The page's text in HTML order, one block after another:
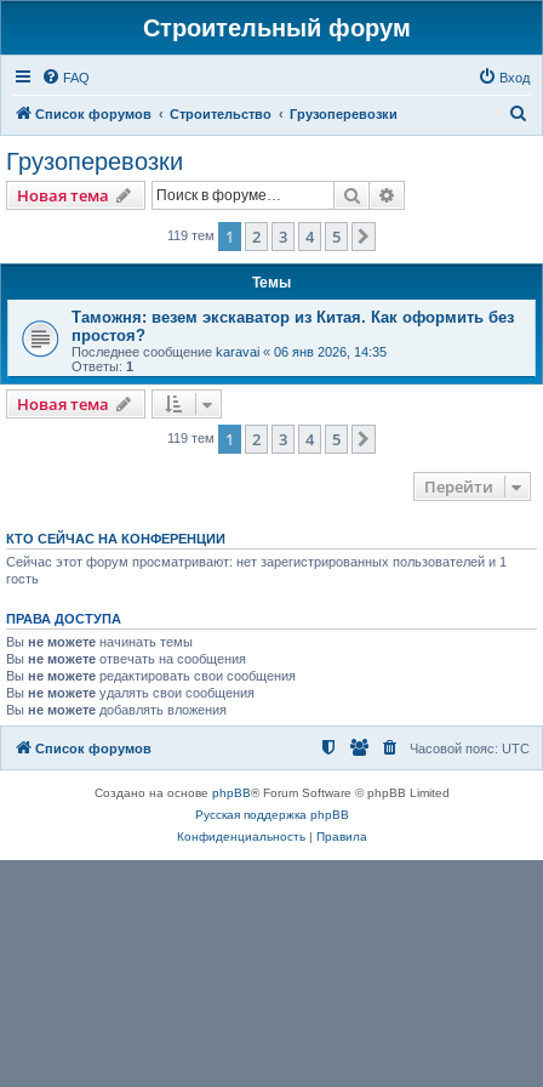
Строительный форум
FAQ Вход
Список форумов Строительство Грузоперевозки
Грузоперевозки
Новая тема Поиск
119 тем 1 2 3 4 5
Темы
Таможня: везем экскаватор из Китая. Как оформить без
простоя?
Последнее сообщение karavai « 06 янв 2026, 14:35
Ответы: 1
Новая тема
119 тем 1 2 3 4 5
Перейти
КТО СЕЙЧАС НА КОНФЕРЕНЦИИ
Сейчас этот форум просматривают: нет зарегистрированных пользователей и 1
гость
ПРАВА ДОСТУПА
Вы не можете начинать темы
Вы не можете отвечать на сообщения
Вы не можете редактировать свои сообщения
Вы не можете удалять свои сообщения
Вы не можете добавлять вложения
Список форумов Часовой пояс: UTC
Создано на основе phpBB® Forum Software © phpBB Limited
Русская поддержка phpBB
Конфиденциальность| Правила